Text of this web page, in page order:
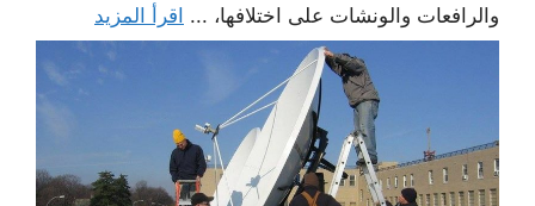
والرافعات والونشات على اختلافها، ... اقرأ المزيد